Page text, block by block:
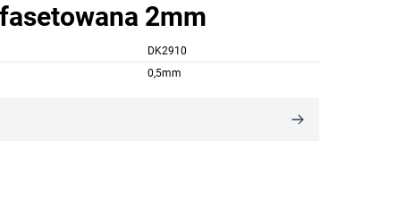
2mm
DK2910
0,5mm